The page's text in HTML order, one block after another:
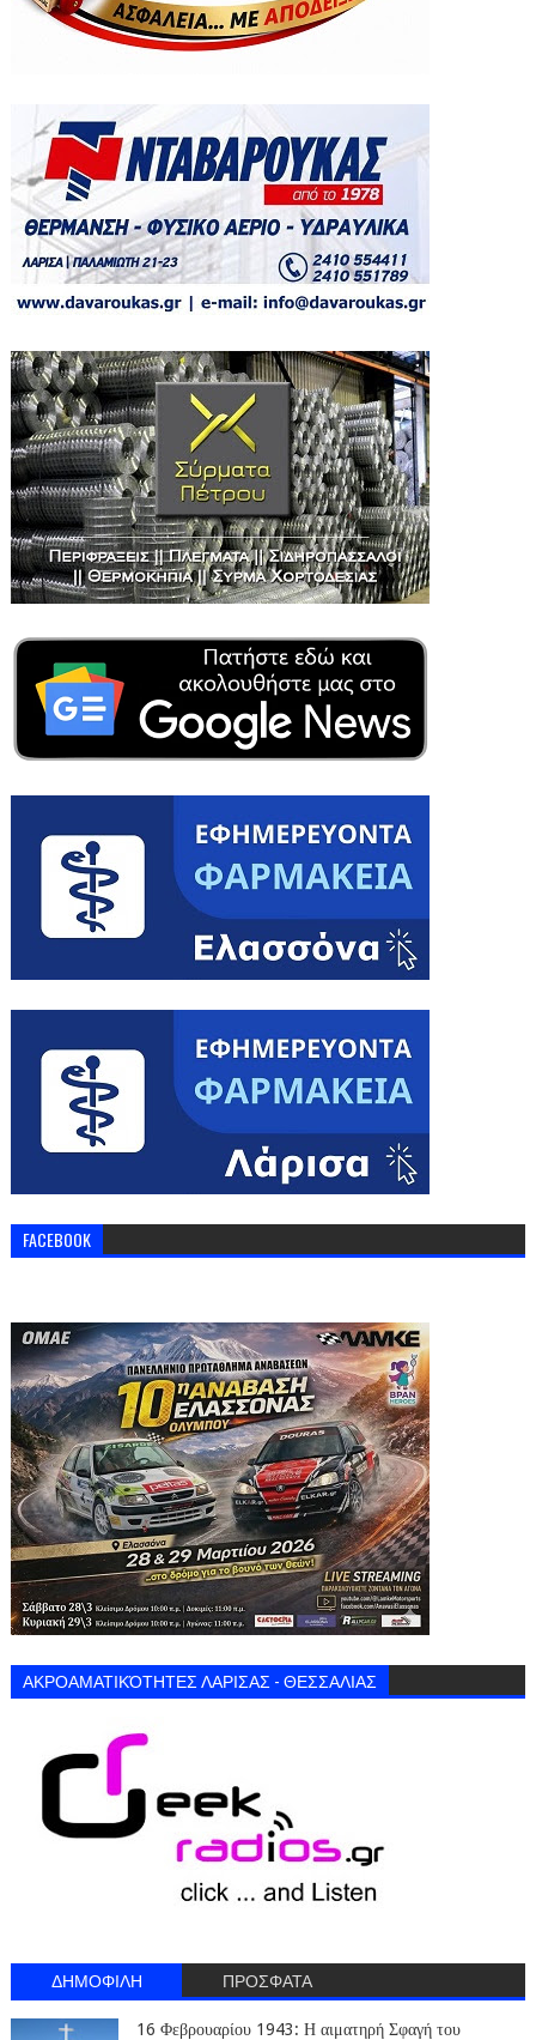
FACEBOOK
ΑΚΡΟΑΜΑΤΙΚΌΤΗΤΕΣ ΛΑΡΙΣΑΣ - ΘΕΣΣΑΛΙΑΣ
ΔΗΜΟΦΙΛΗ ΠΡΟΣΦΑΤΑ
16 Φεβρουαρίου 1943: Η αιματηρή Σφαγή του